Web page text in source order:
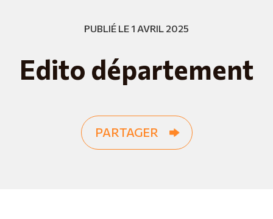
PUBLIÉ LE 1 AVRIL 2025
Edito département
PARTAGER